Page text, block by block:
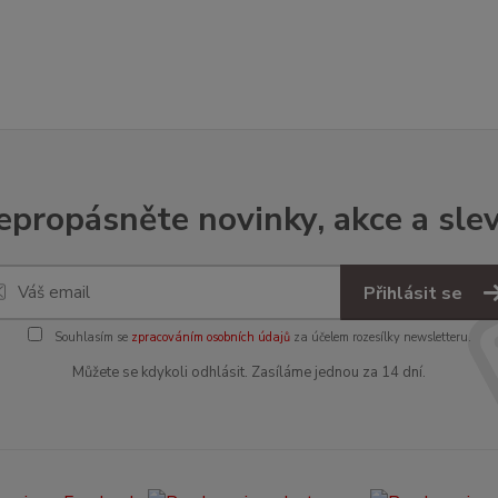
novinky, akce a
Přihlásit se
Souhlasím se zpracováním osobních údajůza účelem rozesílky newsletteru.
Můžete se kdykoli odhlásit. Zasíláme jednou za 14 dní.